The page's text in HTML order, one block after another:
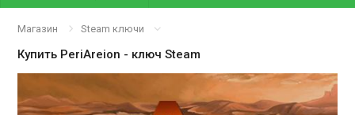
Магазин Steam ключи
Купить PeriAreion - ключ Steam